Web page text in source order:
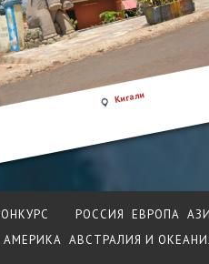
Кигали
РОССИЯ ЕВРОПА
АМЕРИКА АВСТРАЛИЯ И